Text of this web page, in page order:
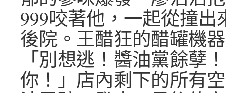
999咬著他，一起從撞出
後院。王醋狂的醋罐機
「別想逃！醬油黨餘孽
你！」店內剩下的所有